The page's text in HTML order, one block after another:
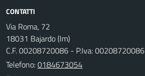
CONTATTI
Via Roma, 72
18031 Bajardo (Im)
C.F. 00208720086 - P.Iva: 00208720086
Telefono:0184673054